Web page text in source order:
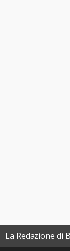
La Redazione di